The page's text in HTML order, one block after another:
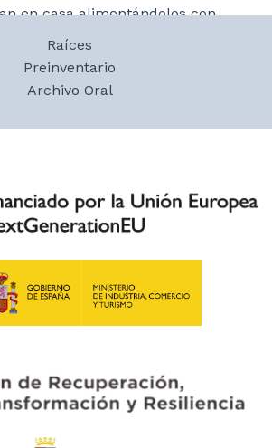
en casa alimentándolos con
de gorriones.
Raíces
Preinventario
Archivo Oral